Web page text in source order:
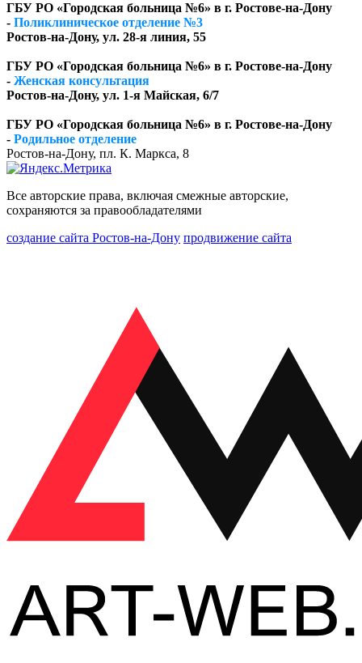
ГБУ РО «Городская больница №6» в г. Ростове-на-Дону
- Поликлиническое отделение №3
Ростов-на-Дону, ул. 28-я линия, 55
ГБУ РО «Городская больница №6» в г. Ростове-на-Дону
- Женская консультация
Ростов-на-Дону, ул. 1-я Майская, 6/7
ГБУ РО «Городская больница №6» в г. Ростове-на-Дону
- Родильное отделение
Ростов-на-Дону, пл. К. Маркса, 8
Все авторские права, включая смежные авторские,
сохраняются за правообладателями
создание сайта Ростов-на-Дону продвижение сайта